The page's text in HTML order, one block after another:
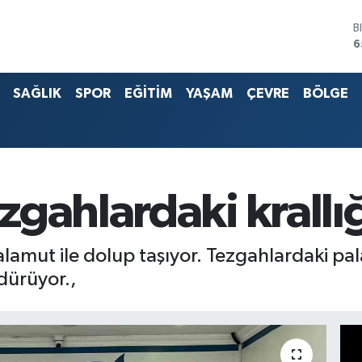
SAĞLIK SPOR EĞİTİM YAŞAM ÇEVRE BÖLGE
ile dolup taşıyor. Tezgahlardaki